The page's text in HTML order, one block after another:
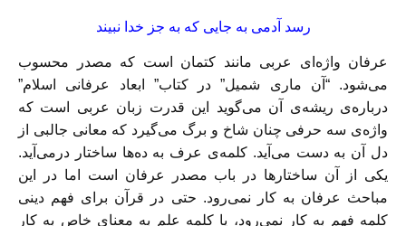
رسد آدمی به جایی که به جز خدا نبیند
عرفان واژه‌ای عربی مانند کتمان است که مصدر محسوب
می‌شود. “آن ماری شمیل” در کتاب” ابعاد عرفانی اسلام”
درباره‌ی ریشه‌ی آن می‌گوید این قدرت زبان عربی است که
واژه‌ی سه حرفی چنان شاخ و برگ می‌گیرد که معانی جالبی از
دل آن به دست می‌آید. کلمه‌ی عرف به ده‌ها ساختار درمی‌آید.
یکی از آن ساختارها در باب مصدر عرفان است اما در این
مباحث عرفان به کار نمی‌رود. حتی در قرآن برای فهم دینی
کلمه فهم به کار نمی‌رود، یا کلمه علم به معنای خاص به کار